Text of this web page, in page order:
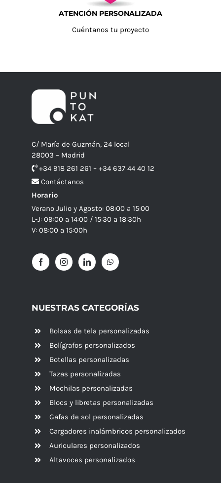
ATENCIÓN PERSONALIZADA
Cuéntanos tu proyecto
C/ María de Guzmán, 24 local
28003 – Madrid
+34 918 261 261 – +34 637 44 40 12
Contáctanos
Horario
Verano Julio y Agosto: 08:00 a 15:00
L-J: 09:00 a 14:00 / 15:30 a 18:30h
V: 08:00 a 15:00h
NUESTRAS CATEGORÍAS
Bolsas de tela personalizadas
Bolígrafos personalizados
Botellas personalizadas
Tazas personalizadas
Mochilas personalizadas
Blocs y libretas personalizadas
Gafas de sol personalizadas
Cargadores inalámbricos personalizados
Auriculares personalizados
Altavoces personalizados